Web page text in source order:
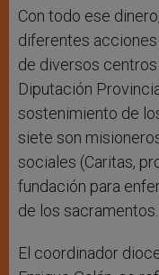
Con todo ese
diferentes
de diversos
Diputación
sostenimiento de
siete son
sociales (Caritas,
fundación para
de los sacramentos.
El coordinador